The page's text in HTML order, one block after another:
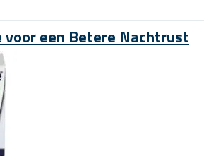
een Betere Nachtrust